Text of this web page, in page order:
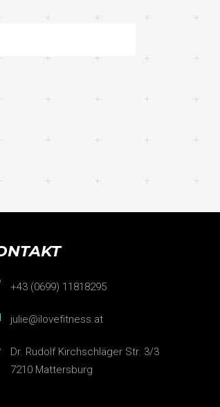
+43 (0699) 11818295
julie@ilovefitness.at
Dr. Rudolf Kirchschläger Str. 3/3
7210 Mattersburg